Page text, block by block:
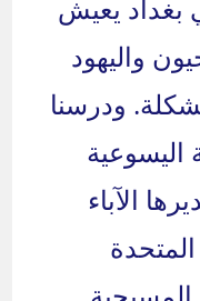
بغداد يعيش
واليهود
ودرسنا
اليسوعية
الآباء